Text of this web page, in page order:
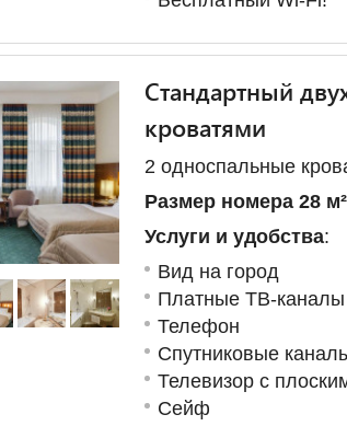
Стандартный
кроватями
2 односпальные
Размер номера 28 м²
Услуги и удобства:
Вид на город
Платные ТВ-каналы
Телефон
Спутниковые
Телевизор с
Сейф